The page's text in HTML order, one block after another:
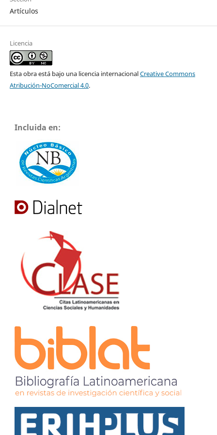
Artículos
Licencia
Esta obra está bajo una licencia internacionalCreative Commons
Atribución-NoComercial 4.0.
Incluida en: